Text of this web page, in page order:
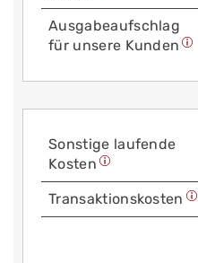
Aus­gabe­auf­schlag
für unsere Kunden
Sonstige laufende
Kosten
Trans­aktions­kosten